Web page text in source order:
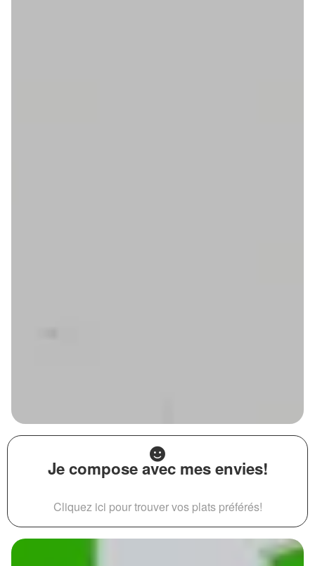
Je compose avec mes envies!
Cliquez ici pour trouver vos plats préférés!